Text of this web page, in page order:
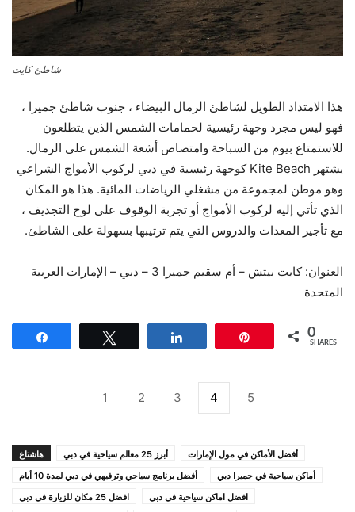
شاطئ كايت
هذا الامتداد الطويل لشاطئ الرمال البيضاء ، جنوب شاطئ جميرا ،
فهو ليس مجرد وجهة رئيسية لحمامات الشمس الذين يتطلعون
للاستمتاع بيوم من السباحة وامتصاص أشعة الشمس على الرمال.
يشتهر Kite Beach كوجهة رئيسية في دبي لركوب الأمواج الشراعي
وهو موطن لمجموعة من مشغلي الرياضات المائية. هذا هو المكان
الذي تأتي إليه لركوب الأمواج أو تجربة الوقوف على لوح التجديف ،
مع تأجير المعدات والدروس التي يتم ترتيبها بسهولة على الشاطئ.
العنوان: كايت بيتش – أم سقيم جميرا 3 – دبي – الإمارات العربية
المتحدة
0
SHARES
1 2 3 4 5
هاشتاغ أبرز 25 معالم سياحية في دبي
أفضل الأماكن في مول الإمارات
أفضل برنامج سياحي وترفيهي في دبي لمدة 10 أيام
أماكن سياحية في جميرا دبي
افضل 25 مكان للزيارة في دبي
افضل اماكن سياحية في دبي